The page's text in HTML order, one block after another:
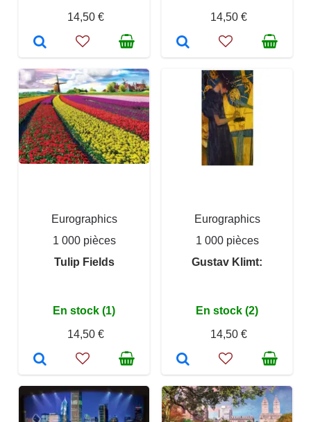
14,50 €
14,50 €
Eurographics
1 000 pièces
Tulip Fields
En stock (1)
14,50 €
Eurographics
1 000 pièces
Gustav Klimt:
En stock (2)
14,50 €